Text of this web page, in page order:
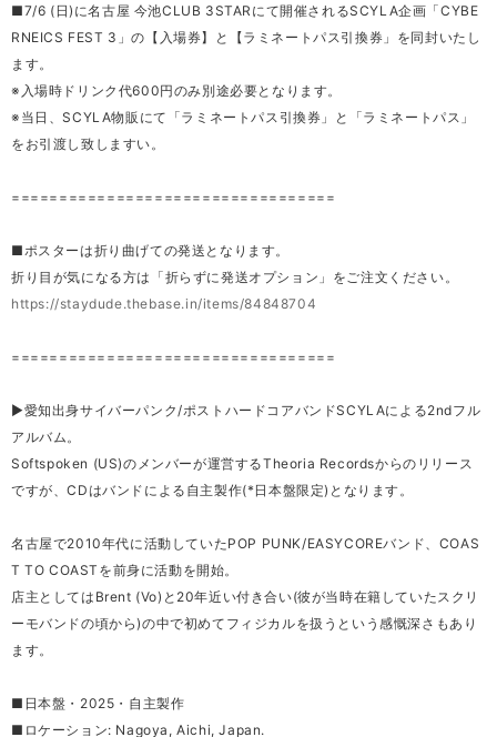
■7/6 (日)に名古屋 今池CLUB 3STARにて開催されるSCYLA企画「CYBE
RNEICS FEST 3」の【入場券】と【ラミネートパス引換券」を同封いたし
ます。
※入場時ドリンク代600円のみ別途必要となります。
※当日、SCYLA物販にて「ラミネートパス引換券」と「ラミネートパス」
をお引渡し致しますい。
==================================
■ポスターは折り曲げての発送となります。
折り目が気になる方は「折らずに発送オプション」をご注文ください。
https://staydude.thebase.in/items/84848704
==================================
▶︎愛知出身サイバーパンク/ポストハードコアバンドSCYLAによる2ndフル
アルバム。
Softspoken (US)のメンバーが運営するTheoria Recordsからのリリース
ですが、CDはバンドによる自主製作(*日本盤限定)となります。
名古屋で2010年代に活動していたPOP PUNK/EASYCOREバンド、COAS
T TO COASTを前身に活動を開始。
店主としてはBrent (Vo)と20年近い付き合い(彼が当時在籍していたスクリ
ーモバンドの頃から)の中で初めてフィジカルを扱うという感慨深さもあり
ます。
■日本盤・2025・自主製作
■ロケーション: Nagoya, Aichi, Japan.